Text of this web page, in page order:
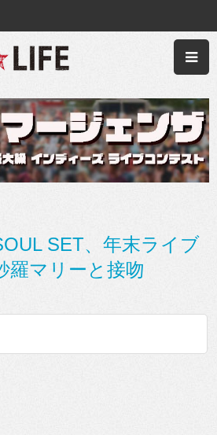
SET、年末ライブ
羅マリーと接吻